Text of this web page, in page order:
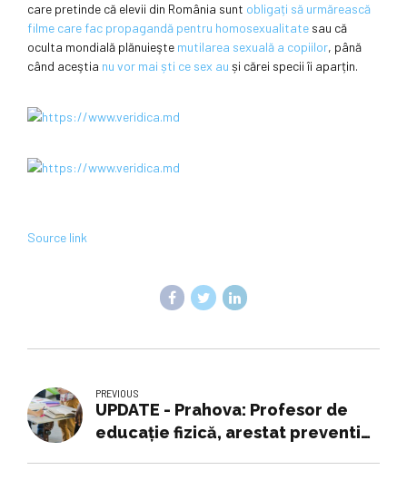
care pretinde că elevii din România sunt obligați să urmărească
filme care fac propagandă pentru homosexualitate sau că
oculta mondială plănuieşte mutilarea sexuală a copiilor, până
când aceştia nu vor mai ști ce sex au și cărei specii îi aparțin.
Source link
PREVIOUS
UPDATE - Prahova: Profesor de
educaţie fizică, arestat preventiv